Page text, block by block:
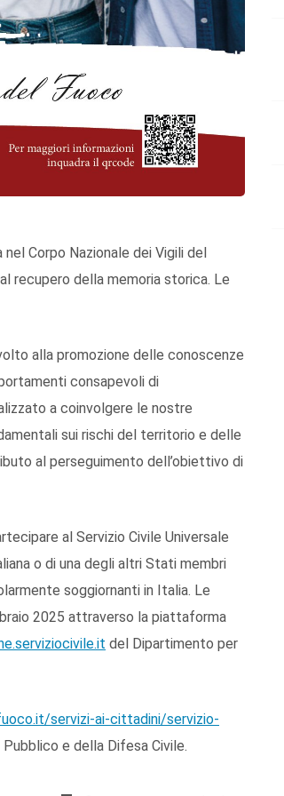
Corpo Nazionale dei Vigili del
recupero della memoria storica. Le
alla promozione delle conoscenze
consapevoli di
a coinvolgere le nostre
sui rischi del territorio e delle
al perseguimento dell’obiettivo di
al Servizio Civile Universale
o di una degli altri Stati membri
soggiornanti in Italia. Le
2025 attraverso la piattaforma
del Dipartimento per
servizi-ai-cittadini/servizio-
e della Difesa Civile.